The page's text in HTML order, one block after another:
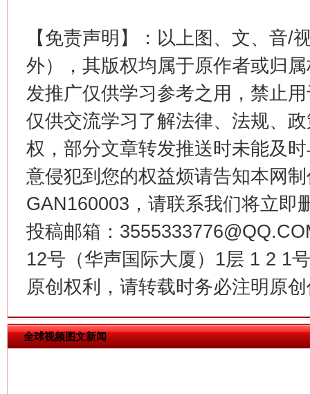
【免责声明】：以上图、文、音/
外），其版权均属于原作者或归
发推广仅供学习参考之用，禁止
仅供交流学习了解法律、法规、
权，部分文章转发推送时未能及
意侵犯到您的权益烦请告知本网
GAN160003，请联系我们将立即
投稿邮箱：
12号（华声国际大厦）1层 1 2 1
原创权利，请转载时务必注明原
全球视频图文新闻
这是一记警钟！ 谢
在谋一域中谋全局
今